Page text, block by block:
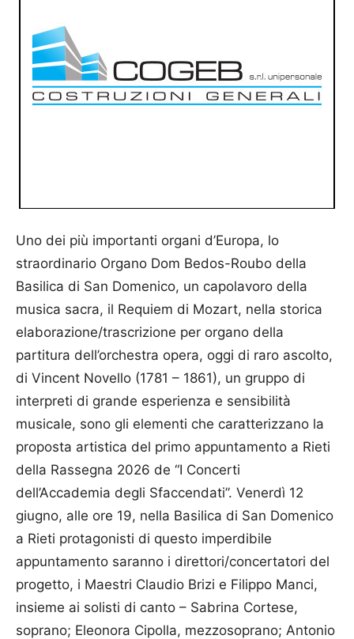
Uno dei più importanti organi d’Europa, lo
straordinario Organo Dom Bedos-Roubo della
Basilica di San Domenico, un capolavoro della
musica sacra, il Requiem di Mozart, nella storica
elaborazione/trascrizione per organo della
partitura dell’orchestra opera, oggi di raro ascolto,
di Vincent Novello (1781 – 1861), un gruppo di
interpreti di grande esperienza e sensibilità
musicale, sono gli elementi che caratterizzano la
proposta artistica del primo appuntamento a Rieti
della Rassegna 2026 de “I Concerti
dell’Accademia degli Sfaccendati”. Venerdì 12
giugno, alle ore 19, nella Basilica di San Domenico
a Rieti protagonisti di questo imperdibile
appuntamento saranno i direttori/concertatori del
progetto, i Maestri Claudio Brizi e Filippo Manci,
insieme ai solisti di canto – Sabrina Cortese,
soprano; Eleonora Cipolla, mezzosoprano; Antonio